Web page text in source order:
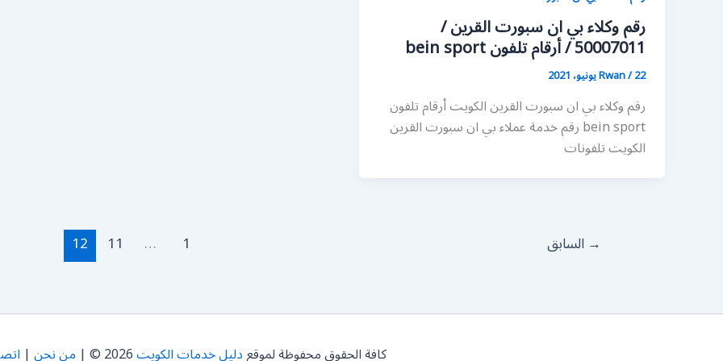
رقم وكلاء بي ان سبورت القرين /
50007011 / أرقام تلفون bein sport
Rwan/22 يونيو، 2021
رقم وكلاء بي ان سبورت القرين الكويت أرقام تلفون
bein sport رقم خدمة عملاء بي ان سبورت القرين
الكويت تلفونات
→ السابق 1
…
11
12
كافة الحقوق محفوظة لموقعدليل خدمات الكويت من نحن |